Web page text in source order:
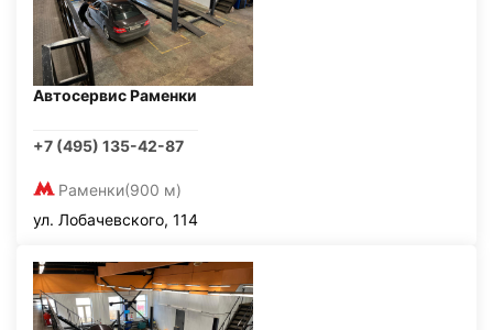
Автосервис Раменки
+7 (495) 135-42-87
Раменки(900 м)
ул. Лобачевского, 114